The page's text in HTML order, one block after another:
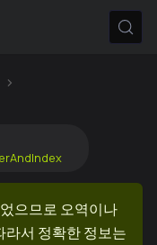
으므로 오역이나
라서 정확한 정보는